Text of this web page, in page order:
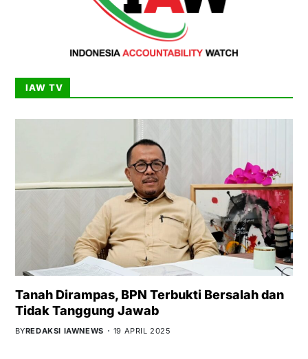
IAW TV
Tanah Dirampas, BPN Terbukti Bersalah dan
Tidak Tanggung Jawab
BYREDAKSI IAWNEWS 19 APRIL 2025